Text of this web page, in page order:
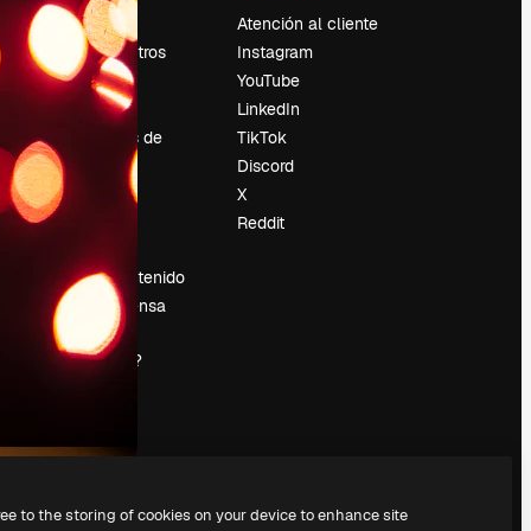
Precios
Sobre nosotros
Reviews
Empleo
Tendencias de
búsqueda
Blog
Eventos
Vender contenido
Sala de prensa
¿Buscas
magnific.ai?
Atención al cliente
Instagram
YouTube
LinkedIn
TikTok
Discord
X
Reddit
to the storing of cookies on your device to enhance site